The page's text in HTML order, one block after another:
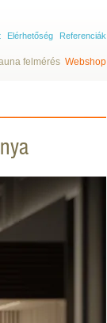
Elérhetőség Referenciák
felmérés Webshop